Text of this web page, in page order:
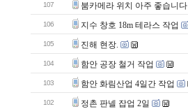
107 붐카메라 위치 아주 좋습니다
106 지수 창호 18m 테라스 작업
105 진해 현장.
104 함안 공장 철거 작업
103 함안 화림산업 4일간 작업
102 정촌 판넬 잡업 2일